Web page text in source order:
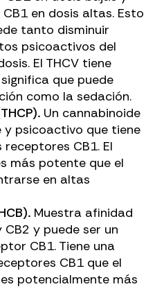
en dosis altas. Esto
tanto disminuir
psicoactivos del
El THCV tiene
que puede
como la sedación.
Un cannabinoide
psicoactivo que tiene
CB1. El
más potente que el
en altas
Muestra afinidad
y puede ser un
CB1. Tiene una
CB1 que el
potencialmente más